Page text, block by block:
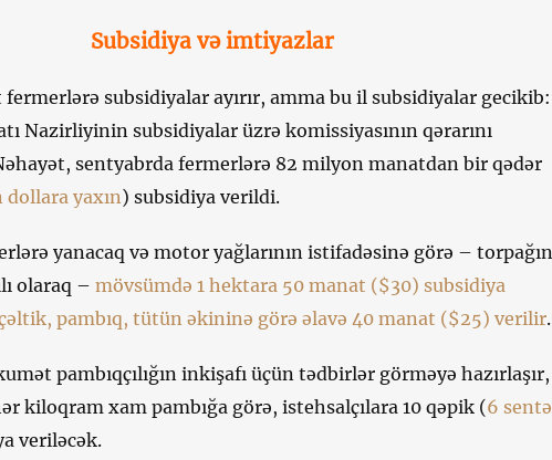
Subsidiya və imtiyazlar
subsidiyalar ayırır, amma bu il subsidiyalar gecikib:
Nazirliyinin subsidiyalar üzrə komissiyasının qərarını
sentyabrda fermerlərə 82 milyon manatdan bir qədər
yaxın) subsidiya verildi.
yanacaq və motor yağlarının istifadəsinə görə – torpağın
olaraq – mövsümdə 1 hektara 50 manat ($30) subsidiya
pambıq, tütün əkininə görə əlavə 40 manat ($25) verilir.
pambıqçılığın inkişafı üçün tədbirlər görməyə hazırlaşır,
kiloqram xam pambığa görə, istehsalçılara 10 qəpik (6 sentə
veriləcək.